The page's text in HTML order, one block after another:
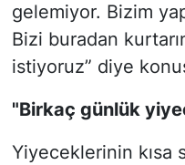
gelemiyor. Bizim
Bizi buradan
istiyoruz” diye
"Birkaç günlük
Yiyeceklerinin kısa